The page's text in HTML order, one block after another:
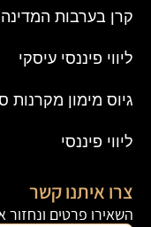
קרן בערבות המדינה
ליווי פיננסי עיסקי
גיוס מימון מקרנות
ליווי פיננסי
צרו איתנו קשר
השאירו פרטים